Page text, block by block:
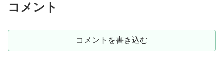
コメント
コメントを書き込む